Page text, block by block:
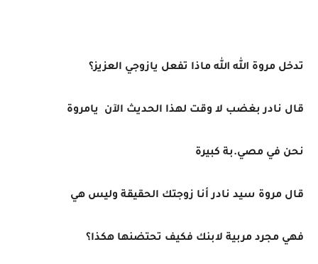
تدخل مروة الله الله ماذا تفعل يازوجي العزيز؟
قال نادر بغضب لا وقت لهذا الحديث الآن يامروة
نحن في مصي.بة كبيرة
قال مروة سيد نادر أنا زوجتك الحقيقة وليس هي
فهي مجرد مربية لابنك فكيف تحتضنها هكذا؟